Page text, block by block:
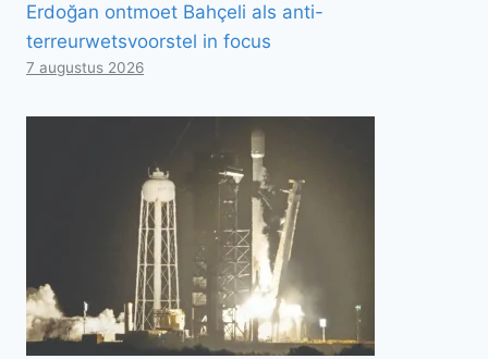
Erdoğan ontmoet Bahçeli als anti-
terreurwetsvoorstel in focus
7 augustus 2026